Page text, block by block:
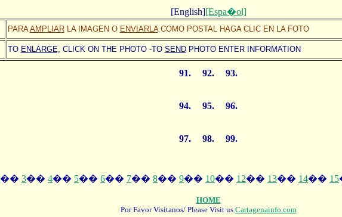
[English][Espa�ol]
PARAAMPLIARLA IMAGEN O ENVIARLACOMO POSTAL HAGA CLIC EN LA FOTO
TO ENLARGE, CLICK ON THE PHOTO -TO SEND PHOTO ENTER INFORMATION
91. 92. 93.
94. 95. 96.
97. 98. 99.
�� 3�� 4�� 5�� 6�� 7�� 8�� 9�� 10�� 12�� 13�� 14�� 15
HOME
Por Favor Visitanos/ Please Visit us Cartagenainfo.com